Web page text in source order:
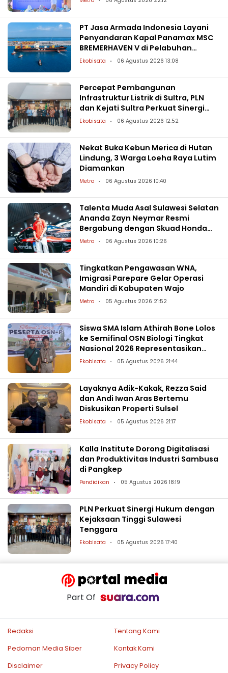
PT Jasa Armada Indonesia Layani
Penyandaran Kapal Panamax MSC
BREMERHAVEN V di Pelabuhan
Patimban
Ekobisata 06 Agustus 2026 13:08
Percepat Pembangunan
Infrastruktur Listrik di Sultra, PLN
dan Kejati Sultra Perkuat Sinergi
Hukum
Ekobisata 06 Agustus 2026 12:52
Nekat Buka Kebun Merica di Hutan
Lindung, 3 Warga Loeha Raya Lutim
Diamankan
Metro 06 Agustus 2026 10:40
Talenta Muda Asal Sulawesi Selatan
Ananda Zayn Neymar Resmi
Bergabung dengan Skuad Honda
Racing Indonesia
Metro 06 Agustus 2026 10:26
Tingkatkan Pengawasan WNA,
Imigrasi Parepare Gelar Operasi
Mandiri di Kabupaten Wajo
Metro 05 Agustus 2026 21:52
Siswa SMA Islam Athirah Bone Lolos
ke Semifinal OSN Biologi Tingkat
Nasional 2026 Representasikan
Sulsel
Ekobisata 05 Agustus 2026 21:44
Layaknya Adik-Kakak, Rezza Said
dan Andi Iwan Aras Bertemu
Diskusikan Properti Sulsel
Ekobisata 05 Agustus 2026 21:17
Kalla Institute Dorong Digitalisasi
dan Produktivitas Industri Sambusa
di Pangkep
Pendidikan 05 Agustus 2026 18:19
PLN Perkuat Sinergi Hukum dengan
Kejaksaan Tinggi Sulawesi
Tenggara
Ekobisata 05 Agustus 2026 17:40
Part Of
Redaksi
Tentang Kami
Pedoman Media Siber
Kontak Kami
Disclaimer
Privacy Policy